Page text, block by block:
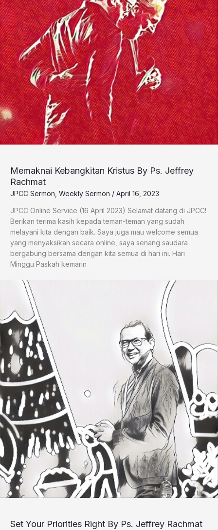
Memaknai Kebangkitan Kristus By Ps. Jeffrey
Rachmat
JPCC Sermon Weekly Sermon / April 16, 2023
JPCC Online Service (16 April 2023) Selamat datang di JPCC!
Berikan terima kasih kepada teman-teman yang sudah
melayani kita dengan baik. Saya juga mau welcome semua
yang menyaksikan secara online, saya senang saudara
bergabung bersama dengan kita semua di hari ini. Hari
Minggu Paskah kemarin
Set Your Priorities Right By Ps. Jeffrey Rachmat